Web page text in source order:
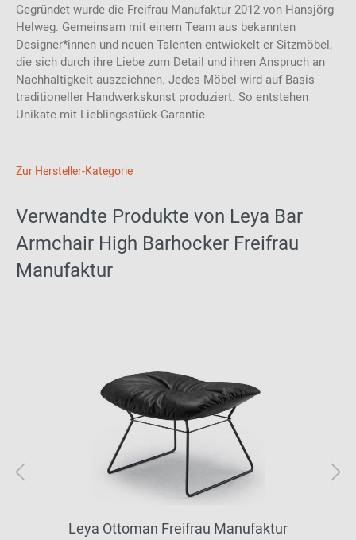
Gegründet wurde die Freifrau Manufaktur 2012 von Hansjörg
Helweg. Gemeinsam mit einem Team aus bekannten
Designer*innen und neuen Talenten entwickelt er Sitzmöbel,
die sich durch ihre Liebe zum Detail und ihren Anspruch an
Nachhaltigkeit auszeichnen. Jedes Möbel wird auf Basis
traditioneller Handwerkskunst produziert. So entstehen
Unikate mit Lieblingsstück-Garantie.
Zur Hersteller-Kategorie
Verwandte Produkte von Leya Bar
Armchair High Barhocker Freifrau
Manufaktur
Leya Ottoman Freifrau Manufaktur